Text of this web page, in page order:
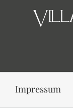
Impressum